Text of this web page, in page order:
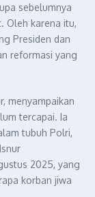
sebelumnya
Oleh karena itu,
Presiden dan
reformasi yang
menyampaikan
tercapai. Ia
tubuh Polri,
2025, yang
korban jiwa